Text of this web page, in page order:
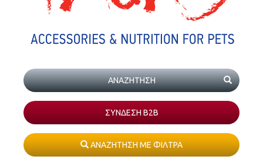
ΣΥΝΔΕΣΗ Β2Β
ΑΝΑΖΗΤΗΣΗ ΜΕ ΦΙΛΤΡΑ